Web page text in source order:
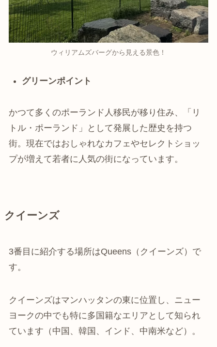
ウィリアムズバーグから見える景色！
グリーンポイント
かつて多くのポーランド人移民が移り住み、「リ
トル・ポーランド」として発展した歴史を持つ
街。現在ではおしゃれなカフェやセレクトショッ
プが増えて若者に人気の街になっています。
クイーンズ
3番目に紹介する場所はQueens（クイーンズ）で
す。
クイーンズはマンハッタンの東に位置し、ニュー
ヨークの中でも特に多国籍なエリアとして知られ
ています（中国、韓国、インド、中南米など）。